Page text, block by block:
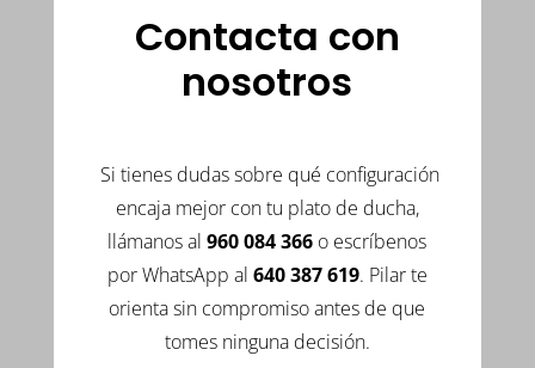
Contacta con
nosotros
Si tienes dudas sobre qué configuración
encaja mejor con tu plato de ducha,
llámanos al960 084 366 o escríbenos
por WhatsApp al 640 387 619. Pilar te
orienta sin compromiso antes de que
tomes ninguna decisión.